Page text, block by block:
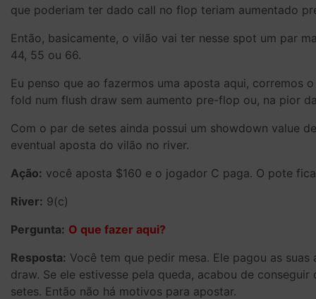
que poderiam ter dado call no flop teriam aumentado
Então, basicamente, o vilão vai ter nesse spot um par
44, 55 ou 66.
Eu penso que ao fazermos uma aposta aqui, corremos
fold num flush draw sem aumento pre-flop ou, na pior
Com o par de setes ainda possui um showdown value
eventual aposta do vilão no river.
Ação: você aposta $160 e o jogador C paga. O pote
River: 9(c)
Pergunta: O que fazer aqui?
Resposta: Você tem que pedir mesa. Ele pagou as
draw. Se ele estivesse pela queda, acabou de
setes. Então não há motivos para apostar.